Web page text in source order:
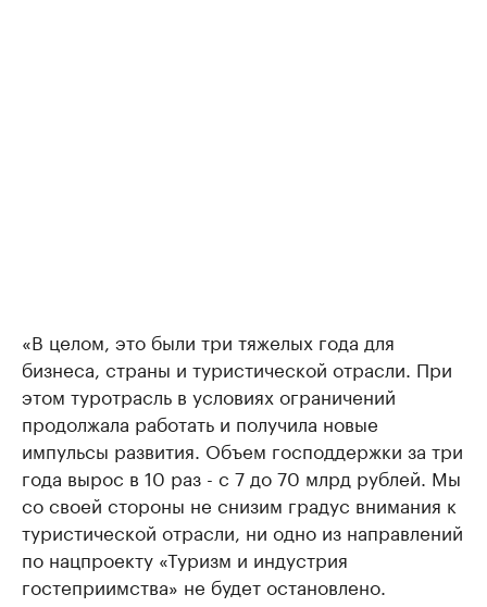
«В целом, это были три тяжелых года для
бизнеса, страны и туристической отрасли. При
этом туротрасль в условиях ограничений
продолжала работать и получила новые
импульсы развития. Объем господдержки за три
года вырос в 10 раз - с 7 до 70 млрд рублей. Мы
со своей стороны не снизим градус внимания к
туристической отрасли, ни одно из направлений
по нацпроекту «Туризм и индустрия
гостеприимства» не будет остановлено.